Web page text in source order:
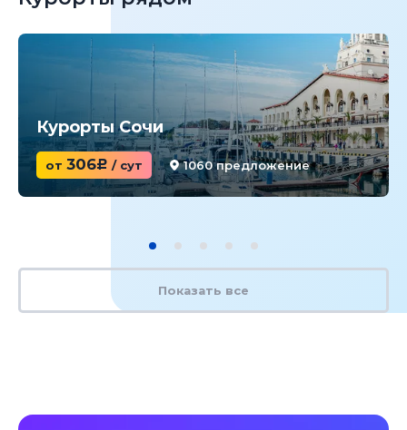
Курорты Сочи
от 306c / сут 1060 предложение
Показать все